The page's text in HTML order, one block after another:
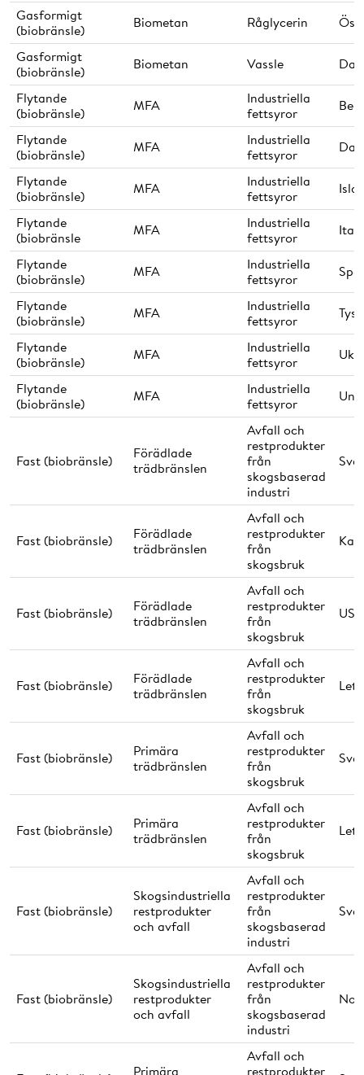
Gasformigt
(biobränsle)
Biometan Råglycerin
Gasformigt
(biobränsle)
Biometan Vassle
Flytande
(biobränsle)
MFA
Industriella
fettsyror
Flytande
(biobränsle)
MFA
Industriella
fettsyror
Flytande
(biobränsle)
MFA
Industriella
fettsyror
Flytande
(biobränsle
MFA
Industriella
fettsyror
Flytande
(biobränsle)
MFA
Industriella
fettsyror
Flytande
(biobränsle)
MFA
Industriella
fettsyror
Flytande
(biobränsle)
MFA
Industriella
fettsyror
Flytande
(biobränsle)
MFA
Industriella
fettsyror
Fast (biobränsle)
Förädlade
trädbränslen
Avfall och
restprodukter
från
skogsbaserad
industri
Fast (biobränsle)
Förädlade
trädbränslen
Avfall och
restprodukter
från
skogsbruk
Fast (biobränsle)
Förädlade
trädbränslen
Avfall och
restprodukter
från
skogsbruk
USA
Fast (biobränsle)
Förädlade
trädbränslen
Avfall och
restprodukter
från
skogsbruk
Fast (biobränsle)
Primära
trädbränslen
Avfall och
restprodukter
från
skogsbruk
Fast (biobränsle)
Primära
trädbränslen
Avfall och
restprodukter
från
skogsbruk
Fast (biobränsle)
Skogsindustriella
restprodukter
och avfall
Avfall och
restprodukter
från
skogsbaserad
industri
Fast (biobränsle)
Skogsindustriella
restprodukter
och avfall
Avfall och
restprodukter
från
skogsbaserad
industri
Primära
Avfall och
restprodukter